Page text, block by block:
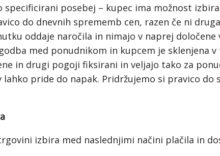
specificirani posebej – kupec ima možnost
do dnevnih sprememb cen, razen če ni
oddaje naročila in nimajo v naprej določene
med ponudnikom in kupcem je sklenjena
in drugi pogoji fiksirani in veljajo tako za
lahko pride do napak. Pridržujemo si pravico
izbira med naslednjimi načini plačila in